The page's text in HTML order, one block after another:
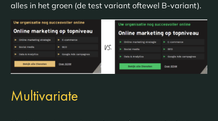
alles in het groen (de test variant oftewel B-variant).
Multivariate